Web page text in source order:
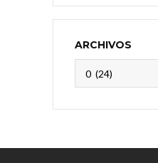
ARCHIVOS